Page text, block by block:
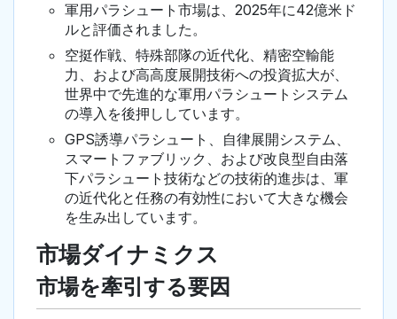
軍用パラシュート市場は、2025年に42億米ド
ルと評価されました。
空挺作戦、特殊部隊の近代化、精密空輸能
力、および高高度展開技術への投資拡大が、
世界中で先進的な軍用パラシュートシステム
の導入を後押ししています。
GPS誘導パラシュート、自律展開システム、
スマートファブリック、および改良型自由落
下パラシュート技術などの技術的進歩は、軍
の近代化と任務の有効性において大きな機会
を生み出しています。
市場ダイナミクス
市場を牽引する要因